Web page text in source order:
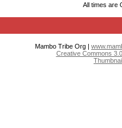
All times are
Mambo Tribe Org |
Creative Commons